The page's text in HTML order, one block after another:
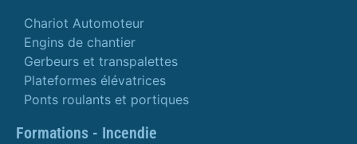
Chariot Automoteur
Engins de chantier
Gerbeurs et transpalettes
Plateformes élévatrices
Ponts roulants et portiques
Formations - Incendie